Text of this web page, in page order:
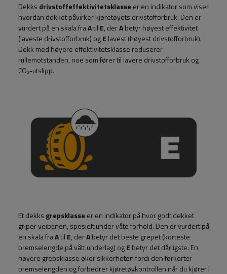
Dekks drivstoffeffektivitetsklasse er en indikator som viser
hvordan dekket påvirker kjøretøyets drivstofforbruk. Den er
vurdert på en skala fraAtil E, derAbetyr høyest effektivitet
(laveste drivstofforbruk) ogE lavest (høyest drivstofforbruk).
Dekk med høyere effektivitetsklasse reduserer
rullemotstanden, noe som fører til lavere drivstofforbruk og
CO₂-utslipp.
Et dekks grepsklasse er en indikator på hvor godt dekket
griper veibanen, spesielt under våte forhold. Den er vurdert på
en skala fraAtil E, derAbetyr det beste grepet (korteste
bremselengde på vått underlag) ogE betyr det dårligste. En
høyere grepsklasse øker sikkerheten fordi den forkorter
bremselengden og forbedrer kjøretøykontrollen når du kjører i